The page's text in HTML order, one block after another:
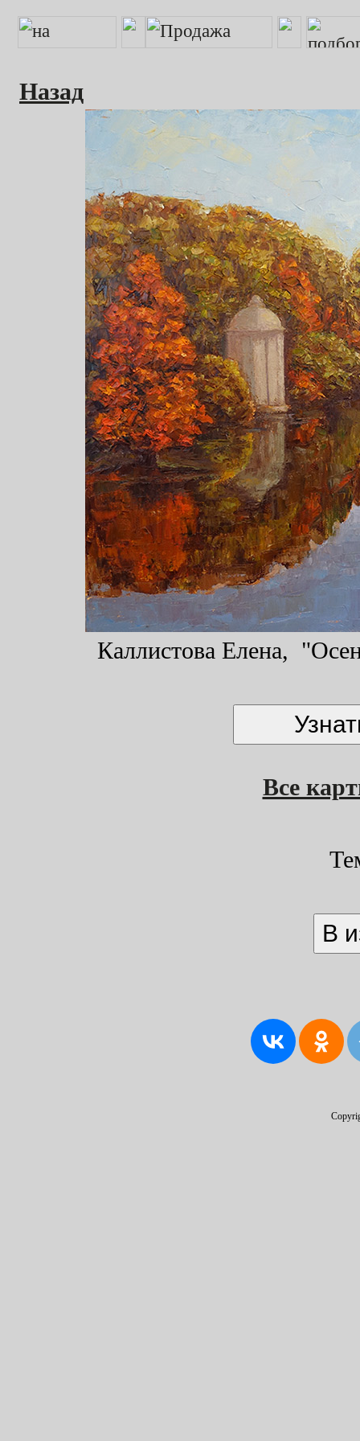
Назад
Каллистова Елена,
Все